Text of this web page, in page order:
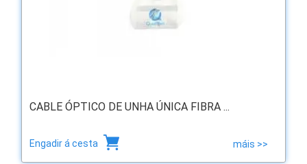
CABLE ÓPTICO DE UNHA ÚNICA FIBRA ...
Engadir á cesta máis >>